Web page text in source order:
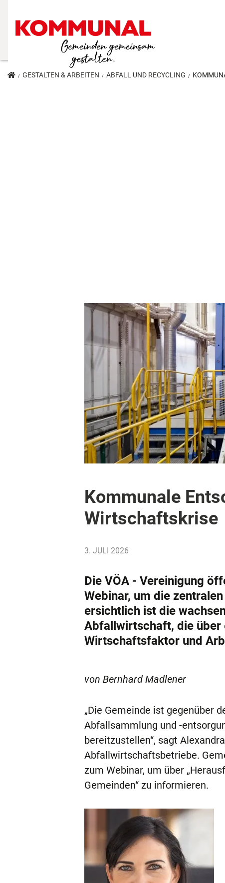
GESTALTEN & ARBEITEN ABFALL UND RECYCLING
Kommunale
Wirtschaftskrise
3. JULI 2026
Die VÖA - Vereinigung
Webinar, um die
ersichtlich ist die
Abfallwirtschaft, die über
Wirtschaftsfaktor und
von Bernhard Madlener
„Die Gemeinde ist gegenüber
Abfallsammlung und -
bereitzustellen“, sagt
Abfallwirtschaftsbetriebe.
zum Webinar, um über
Gemeinden“ zu informieren.